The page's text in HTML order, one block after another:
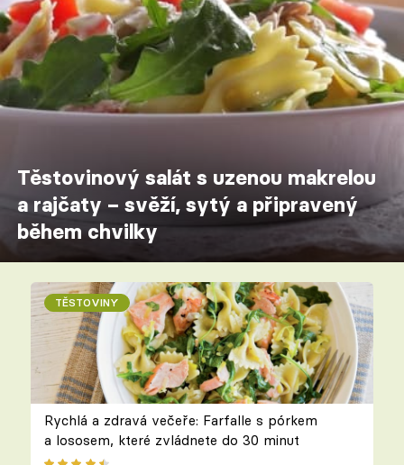
Těstovinový salát s uzenou makrelou
a rajčaty – svěží, sytý a připravený
během chvilky
TĚSTOVINY
Rychlá a zdravá večeře: Farfalle s pórkem
a lososem, které zvládnete do 30 minut